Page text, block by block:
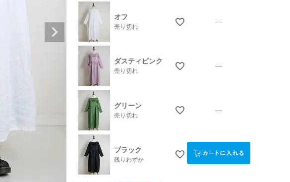
オフ
売り切れ
—
ダスティピンク
売り切れ
—
グリーン
売り切れ
—
ブラック
残りわずか